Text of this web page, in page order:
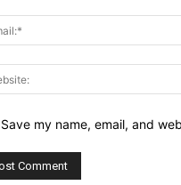
Save my name, email, and